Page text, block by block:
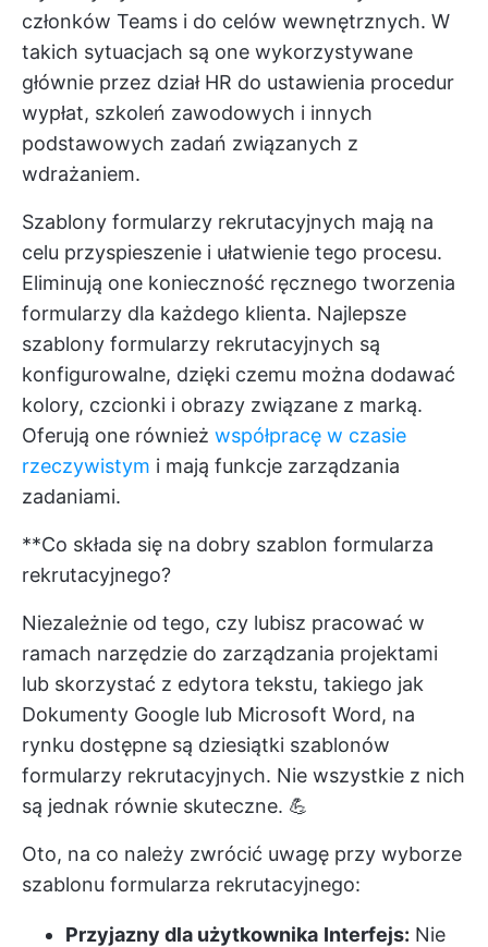
członków Teams i do celów wewnętrznych. W
takich sytuacjach są one wykorzystywane
głównie przez dział HR do ustawienia procedur
wypłat, szkoleń zawodowych i innych
podstawowych zadań związanych z
wdrażaniem.
Szablony formularzy rekrutacyjnych mają na
celu przyspieszenie i ułatwienie tego procesu.
Eliminują one konieczność ręcznego tworzenia
formularzy dla każdego klienta. Najlepsze
szablony formularzy rekrutacyjnych są
konfigurowalne, dzięki czemu można dodawać
kolory, czcionki i obrazy związane z marką.
Oferują one również współpracę w czasie
rzeczywistym i mają funkcje zarządzania
zadaniami.
**Co składa się na dobry szablon formularza
rekrutacyjnego?
Niezależnie od tego, czy lubisz pracować w
ramach narzędzie do zarządzania projektami
lub skorzystać z edytora tekstu, takiego jak
Dokumenty Google lub Microsoft Word, na
rynku dostępne są dziesiątki szablonów
formularzy rekrutacyjnych. Nie wszystkie z nich
są jednak równie skuteczne. 💪
Oto, na co należy zwrócić uwagę przy wyborze
szablonu formularza rekrutacyjnego:
Przyjazny dla użytkownika Interfejs: Nie